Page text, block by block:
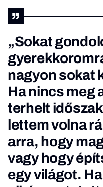
„Sokat
nagyon sokat
Ha nincs meg
terhelt
lettem volna
arra, hogy
vagy hogy
egy világot.